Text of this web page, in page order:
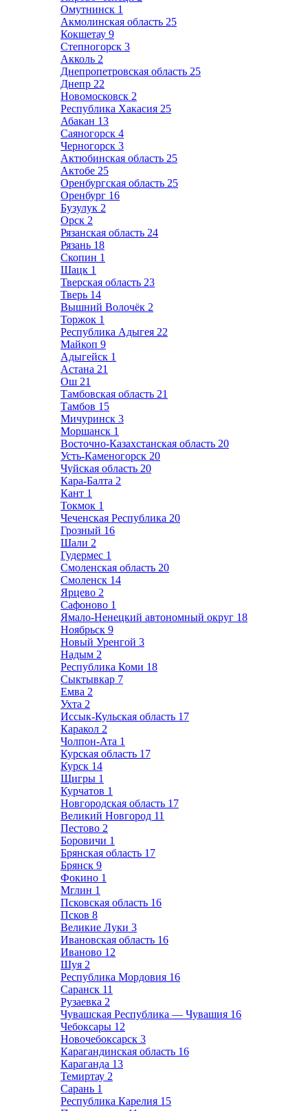
Омутнинск 1
Акмолинская область 25
Кокшетау 9
Степногорск 3
Акколь 2
Днепропетровская область 25
Днепр 22
Новомосковск 2
Республика Хакасия 25
Абакан 13
Саяногорск 4
Черногорск 3
Актюбинская область 25
Актобе 25
Оренбургская область 25
Оренбург 16
Бузулук 2
Орск 2
Рязанская область 24
Рязань 18
Скопин 1
Шацк 1
Тверская область 23
Тверь 14
Вышний Волочёк 2
Торжок 1
Республика Адыгея 22
Майкоп 9
Адыгейск 1
Астана 21
Ош 21
Тамбовская область 21
Тамбов 15
Мичуринск 3
Моршанск 1
Восточно-Казахстанская область 20
Усть-Каменогорск 20
Чуйская область 20
Кара-Балта 2
Кант 1
Токмок 1
Чеченская Республика 20
Грозный 16
Шали 2
Гудермес 1
Смоленская область 20
Смоленск 14
Ярцево 2
Сафоново 1
Ямало-Ненецкий автономный округ 18
Ноябрьск 9
Новый Уренгой 3
Надым 2
Республика Коми 18
Сыктывкар 7
Емва 2
Ухта 2
Иссык-Кульская область 17
Каракол 2
Чолпон-Ата 1
Курская область 17
Курск 14
Щигры 1
Курчатов 1
Новгородская область 17
Великий Новгород 11
Пестово 2
Боровичи 1
Брянская область 17
Брянск 9
Фокино 1
Мглин 1
Псковская область 16
Псков 8
Великие Луки 3
Ивановская область 16
Иваново 12
Шуя 2
Республика Мордовия 16
Саранск 11
Рузаевка 2
Чувашская Республика — Чувашия 16
Чебоксары 12
Новочебоксарск 3
Карагандинская область 16
Караганда 13
Темиртау 2
Сарань 1
Республика Карелия 15